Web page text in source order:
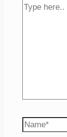
Type
Name*